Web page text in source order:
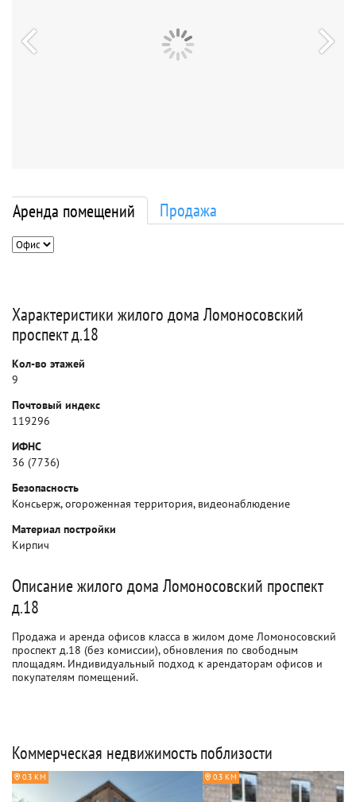
Аренда помещений Продажа
Характеристики жилого дома Ломоносовский
проспект д.18
Кол-во этажей
9
Почтовый индекс
119296
ИФНС
36 (7736)
Безопасность
Консьерж, огороженная территория, видеонаблюдение
Материал постройки
Кирпич
Описание жилого дома Ломоносовский проспект
д.18
Продажа и аренда офисов класса в жилом доме Ломоносовский
проспект д.18 (без комиссии), обновления по свободным
площадям. Индивидуальный подход к арендаторам офисов и
покупателям помещений.
Коммерческая недвижимость поблизости
0.3 КМ 0.3 КМ